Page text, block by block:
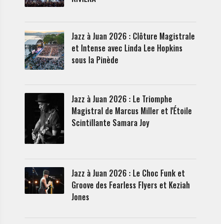
Jazz à Juan 2026 : Clôture Magistrale
et Intense avec Linda Lee Hopkins
sous la Pinède
Jazz à Juan 2026 : Le Triomphe
Magistral de Marcus Miller et l'Étoile
Scintillante Samara Joy
Jazz à Juan 2026 : Le Choc Funk et
Groove des Fearless Flyers et Keziah
Jones